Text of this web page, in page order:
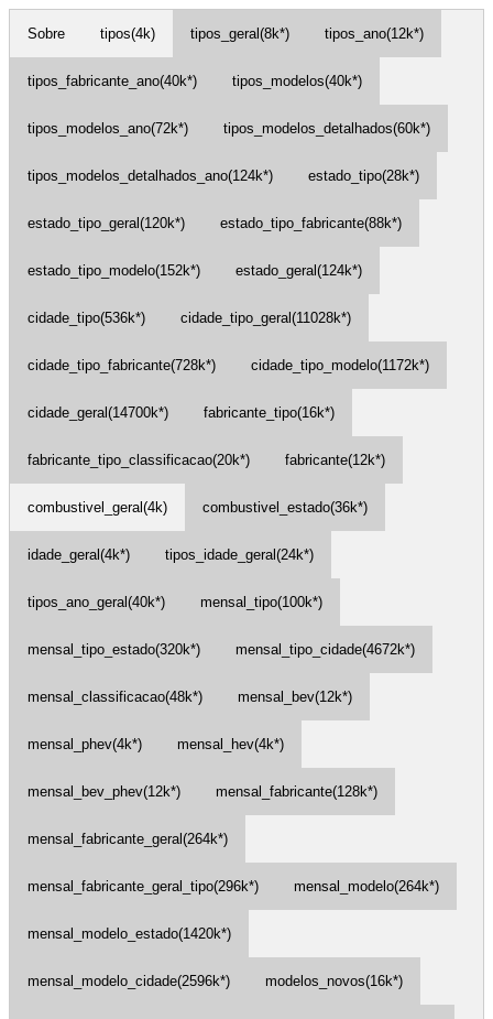
Sobre tipos(4k) tipos_geral(8k*) tipos_ano(12k*)
tipos_fabricante_ano(40k*) tipos_modelos(40k*)
tipos_modelos_ano(72k*) tipos_modelos_detalhados(60k*)
tipos_modelos_detalhados_ano(124k*) estado_tipo(28k*)
estado_tipo_geral(120k*) estado_tipo_fabricante(88k*)
estado_tipo_modelo(152k*) estado_geral(124k*)
cidade_tipo(536k*) cidade_tipo_geral(11028k*)
cidade_tipo_fabricante(728k*) cidade_tipo_modelo(1172k*)
cidade_geral(14700k*) fabricante_tipo(16k*)
fabricante_tipo_classificacao(20k*) fabricante(12k*)
combustivel_geral(4k) combustivel_estado(36k*)
idade_geral(4k*) tipos_idade_geral(24k*)
tipos_ano_geral(40k*) mensal_tipo(100k*)
mensal_tipo_estado(320k*) mensal_tipo_cidade(4672k*)
mensal_classificacao(48k*) mensal_bev(12k*)
mensal_phev(4k*) mensal_hev(4k*)
mensal_bev_phev(12k*) mensal_fabricante(128k*)
mensal_fabricante_geral(264k*)
mensal_fabricante_geral_tipo(296k*) mensal_modelo(264k*)
mensal_modelo_estado(1420k*)
mensal_modelo_cidade(2596k*) modelos_novos(16k*)